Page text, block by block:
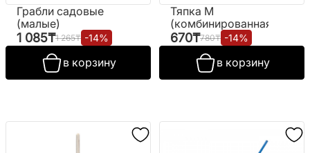
Грабли садовые
(малые)
1 085₸1 265₸ -14%
в корзину
Тяпка М
(комбинированная)
670₸780₸ -14%
в корзину